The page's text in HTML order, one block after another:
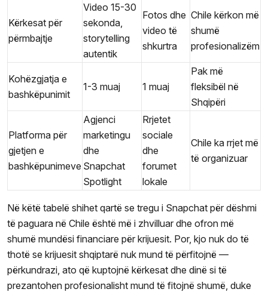
Kërkesat për
përmbajtje
Video 15-30
sekonda,
storytelling
autentik
Fotos dhe
video të
shkurtra
Chile kërkon më
shumë
profesionalizëm
Kohëzgjatja e
bashkëpunimit
1-3 muaj 1 muaj
Pak më
fleksibël në
Shqipëri
Platforma për
gjetjen e
bashkëpunimeve
Agjenci
marketingu
dhe
Snapchat
Spotlight
Rrjetet
sociale
dhe
forumet
lokale
Chile ka rrjet më
të organizuar
Në këtë tabelë shihet qartë se tregu i Snapchat për dëshmi
të paguara në Chile është më i zhvilluar dhe ofron më
shumë mundësi financiare për krijuesit. Por, kjo nuk do të
thotë se krijuesit shqiptarë nuk mund të përfitojnë —
përkundrazi, ato që kuptojnë kërkesat dhe dinë si të
prezantohen profesionalisht mund të fitojnë shumë, duke